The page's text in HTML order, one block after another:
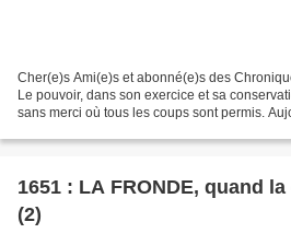
Cher(e)s Ami(e)s et abonné(e)s des
Le pouvoir, dans son exercice et sa
sans merci où tous les coups sont permis.
1651 : LA FRONDE, quand
(2)